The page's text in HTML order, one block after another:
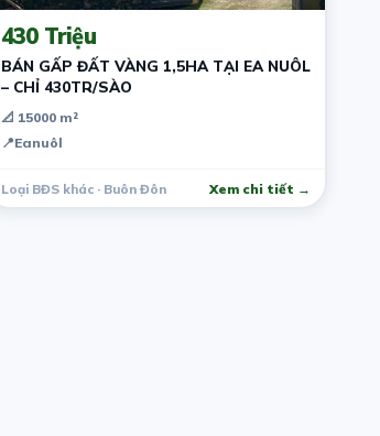
430 Triệu
BÁN GẤP ĐẤT VÀNG 1,5HA TẠI EA NUÔL
– CHỈ 430TR/SÀO
📐 15000 m²
📍Eanuôl
Loại BĐS khác · Buôn Đôn Xem chi tiết →